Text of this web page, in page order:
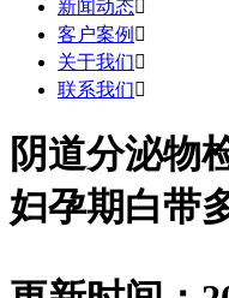
新闻动态
客户案例 
关于我们
联系我们
阴道分泌物
妇孕期白带